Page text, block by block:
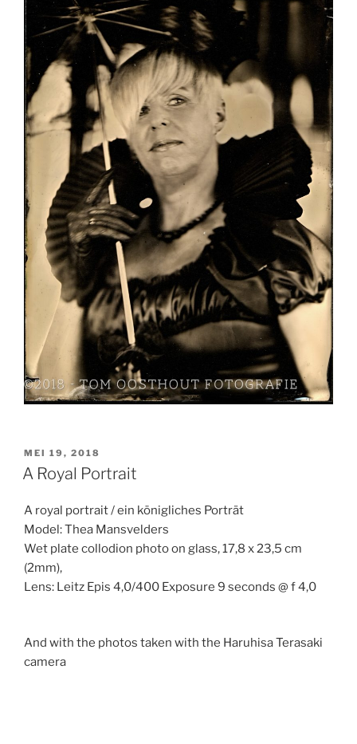
GEPLAATST
OP
MEI 19, 2018
A Royal Portrait
A royal portrait / ein königliches Porträt
Model: Thea Mansvelders
Wet plate collodion photo on glass, 17,8 x 23,5 cm
(2mm),
Lens: Leitz Epis 4,0/400 Exposure 9 seconds @ f 4,0
And with the photos taken with the Haruhisa Terasaki
camera